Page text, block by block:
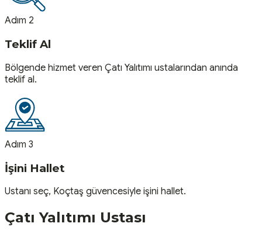
Adım 2
Teklif Al
Bölgende hizmet veren Çatı Yalıtımı ustalarından anında
teklif al.
Adım 3
İşini Hallet
Ustanı seç, Koçtaş güvencesiyle işini hallet.
Çatı Yalıtımı Ustası